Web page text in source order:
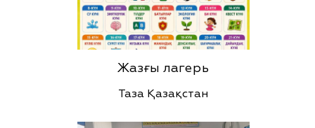
Жазғы лагерь
Таза Қазақстан